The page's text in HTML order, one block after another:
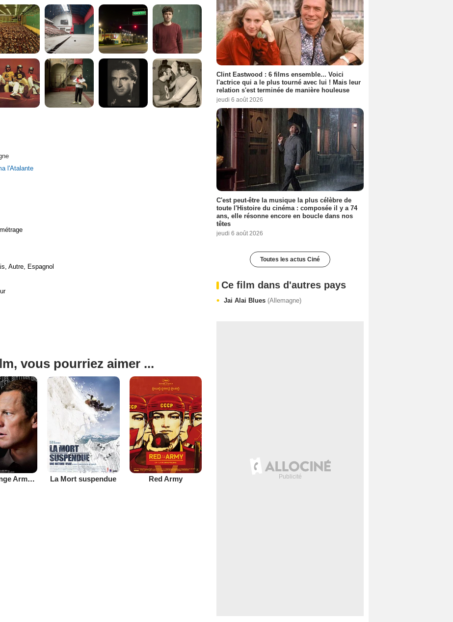
l'Atalante
Autre, Espagnol
vous pourriez aimer ...
Le Mensonge Armstrong La Mort suspendue Red Army
Clint Eastwood : 6 films ensemble... Voici
l'actrice qui a le plus tourné avec lui ! Mais leur
relation s'est terminée de manière houleuse
jeudi 6 août 2026
C'est peut-être la musique la plus célèbre de
toute l'Histoire du cinéma : composée il y a 74
ans, elle résonne encore en boucle dans nos
têtes
jeudi 6 août 2026
Toutes les actus Ciné
Ce film dans d'autres pays
Jai Alai Blues (Allemagne)